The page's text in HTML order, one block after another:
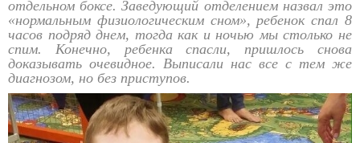
отдельном боксе. Заведующий отделением назвал это
«нормальным физиологическим сном», ребенок спал 8
часов подряд днем, тогда как и ночью мы столько не
спим. Конечно, ребенка спасли, пришлось снова
доказывать очевидное. Выписали нас все с тем же
диагнозом, но без приступов.